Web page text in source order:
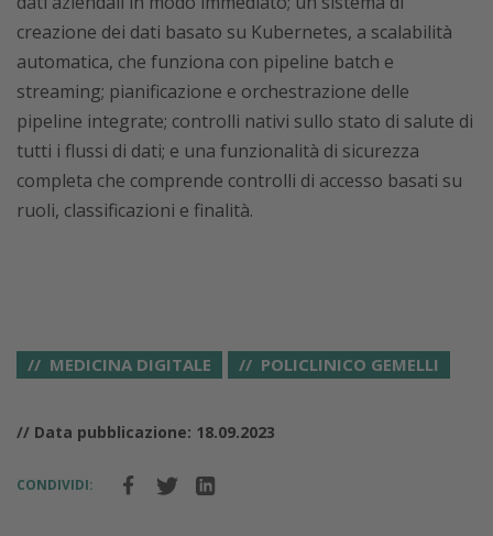
creazione dei dati basato su Kubernetes, a scalabilità
automatica, che funziona con pipeline batch e
streaming; pianificazione e orchestrazione delle
pipeline integrate; controlli nativi sullo stato di salute di
tutti i flussi di dati; e una funzionalità di sicurezza
completa che comprende controlli di accesso basati su
ruoli, classificazioni e finalità.
MEDICINA DIGITALE POLICLINICO GEMELLI
// Data pubblicazione: 18.09.2023
CONDIVIDI: